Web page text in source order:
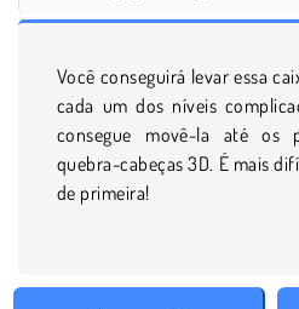
Você conseguirá levar essa
cada um dos níveis
consegue movê-la até os
quebra-cabeças 3D. É mais
de primeira!